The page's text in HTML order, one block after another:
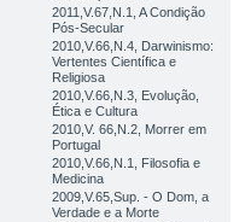
2011,V.67,N.1, A Condição
Pós-Secular
2010,V.66,N.4, Darwinismo:
Vertentes Científica e
Religiosa
2010,V.66,N.3, Evolução,
Ética e Cultura
2010,V. 66,N.2, Morrer em
Portugal
2010,V.66,N.1, Filosofia e
Medicina
2009,V.65,Sup. - O Dom, a
Verdade e a Morte